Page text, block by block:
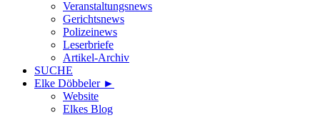
Veranstaltungsnews
Gerichtsnews
Polizeinews
Leserbriefe
Artikel-Archiv
SUCHE
Elke Döbbeler ►
Website
Elkes Blog